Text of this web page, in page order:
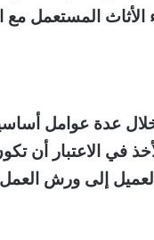
المستعمل مع
عدة عوامل
في الاعتبار أن
إلى ورش